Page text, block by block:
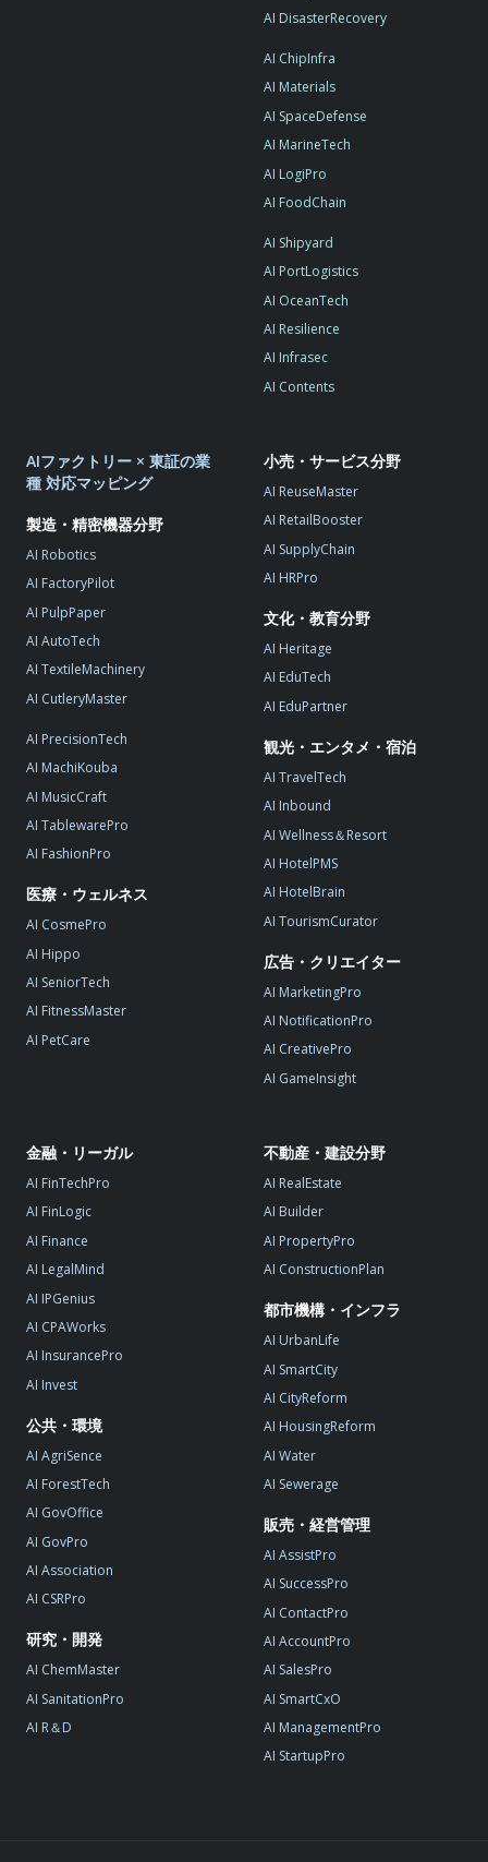
AI DisasterRecovery
AI ChipInfra
AI Materials
AI SpaceDefense
AI MarineTech
AI LogiPro
AI FoodChain
AI Shipyard
AI PortLogistics
AI OceanTech
AI Resilience
AI Infrasec
AI Contents
AIファクトリー × 東証の業
種 対応マッピング
製造・精密機器分野
AI Robotics
AI FactoryPilot
AI PulpPaper
AI AutoTech
AI TextileMachinery
AI CutleryMaster
AI PrecisionTech
AI MachiKouba
AI MusicCraft
AI TablewarePro
AI FashionPro
医療・ウェルネス
AI CosmePro
AI Hippo
AI SeniorTech
AI FitnessMaster
AI PetCare
小売・サービス分野
AI ReuseMaster
AI RetailBooster
AI SupplyChain
AI HRPro
文化・教育分野
AI Heritage
AI EduTech
AI EduPartner
観光・エンタメ・宿泊
AI TravelTech
AI Inbound
AI Wellness＆Resort
AI HotelPMS
AI HotelBrain
AI TourismCurator
広告・クリエイター
AI MarketingPro
AI NotificationPro
AI CreativePro
AI GameInsight
金融・リーガル
AI FinTechPro
AI FinLogic
AI Finance
AI LegalMind
AI IPGenius
AI CPAWorks
AI InsurancePro
AI Invest
公共・環境
AI AgriSence
AI ForestTech
AI GovOffice
AI GovPro
AI Association
AI CSRPro
研究・開発
AI ChemMaster
AI SanitationPro
AI R＆D
不動産・建設分野
AI RealEstate
AI Builder
AI PropertyPro
AI ConstructionPlan
都市機構・インフラ
AI UrbanLife
AI SmartCity
AI CityReform
AI HousingReform
AI Water
AI Sewerage
販売・経営管理
AI AssistPro
AI SuccessPro
AI ContactPro
AI AccountPro
AI SalesPro
AI SmartCxO
AI ManagementPro
AI StartupPro